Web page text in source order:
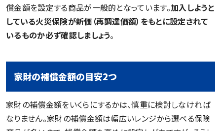
償金額を設定する商品が一般的となっています。加入しようと
している火災保険が新価（再調達価額）をもとに設定されて
いるものか必ず確認しましょう。
家財の補償金額の目安2つ
家財の補償金額をいくらにするかは、慎重に検討しなければ
なりません。家財の補償金額は幅広いレンジから選べる保険